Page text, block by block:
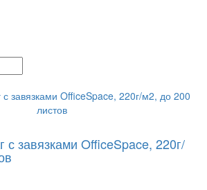
с завязками OfficeSpace, 220г/